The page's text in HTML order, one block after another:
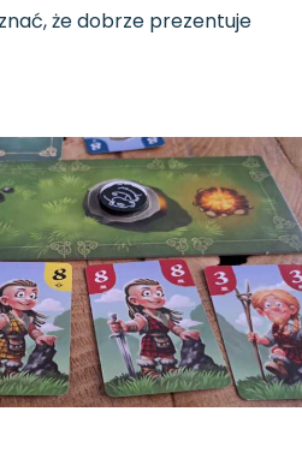
że dobrze prezentuje